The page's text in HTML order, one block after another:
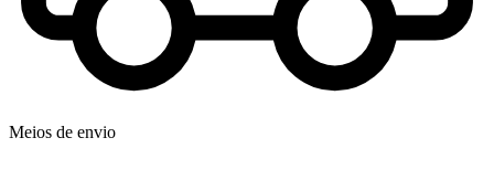
Meios de envio